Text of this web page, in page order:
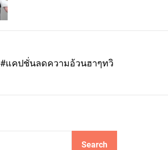
m
e
#แคปชั่นลดความอ้วนฮาๆทวิ
Search